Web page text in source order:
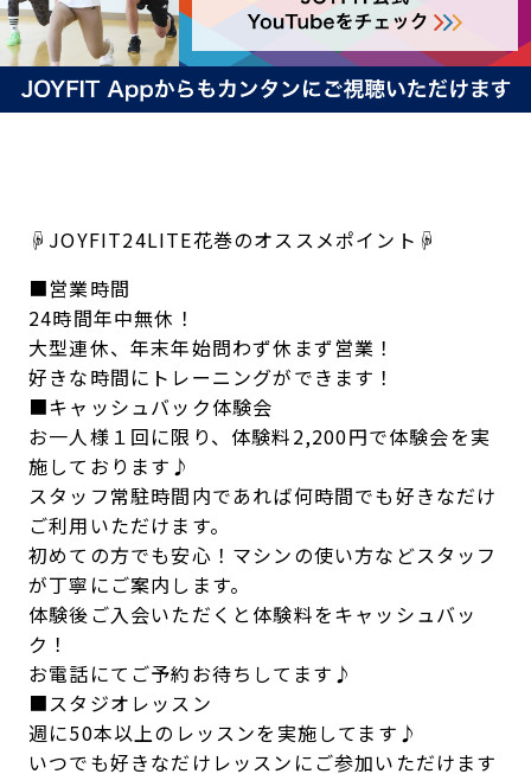
☟JOYFIT24LITE花巻のオススメポイント☟
■営業時間
24時間年中無休！
大型連休、年末年始問わず休まず営業！
好きな時間にトレーニングができます！
■キャッシュバック体験会
お一人様１回に限り、体験料2,200円で体験会を実
施しております♪
スタッフ常駐時間内であれば何時間でも好きなだけ
ご利用いただけます。
初めての方でも安心！マシンの使い方などスタッフ
が丁寧にご案内します。
体験後ご入会いただくと体験料をキャッシュバッ
ク！
お電話にてご予約お待ちしてます♪
■スタジオレッスン
週に50本以上のレッスンを実施してます♪
いつでも好きなだけレッスンにご参加いただけます